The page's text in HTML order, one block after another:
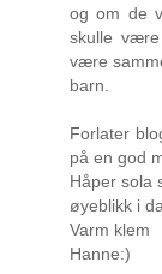
og om de
skulle
være
barn.
Forlater
på en god
Håper sola
øyeblikk i
Varm klem
Hanne:)